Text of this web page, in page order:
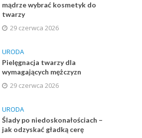
mądrze wybrać kosmetyk do
twarzy
29 czerwca 2026
URODA
Pielęgnacja twarzy dla
wymagających mężczyzn
29 czerwca 2026
URODA
Ślady po niedoskonałościach –
jak odzyskać gładką cerę